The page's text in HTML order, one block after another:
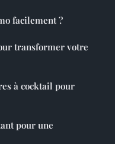
facilement ?
transformer votre
à cocktail pour
pour une